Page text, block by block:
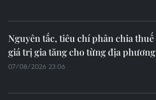
Nguyên tắc, tiêu chí phân chia thuế
giá trị gia tăng cho từng địa phương
07/08/2026 23:06